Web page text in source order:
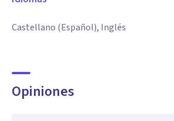
Castellano (Español), Inglés
Opiniones